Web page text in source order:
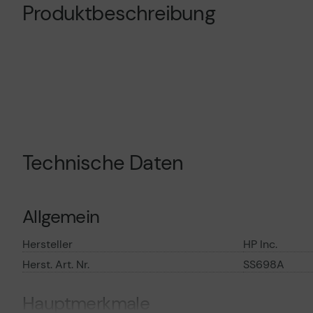
Produktbeschreibung
Technische Daten
Allgemein
Hersteller
HP Inc.
Herst. Art. Nr.
SS698A
Hauptmerkmale